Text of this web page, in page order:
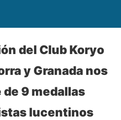
del Club Koryo
y Granada nos
9 medallas
lucentinos